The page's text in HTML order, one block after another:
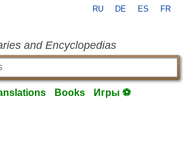
RU DE ES FR
and Encyclopedias
Books Игры ⚽